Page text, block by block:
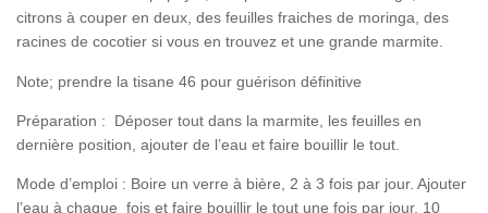
citrons à couper en deux, des feuilles fraiches de moringa, des
racines de cocotier si vous en trouvez et une grande marmite.
Note; prendre la tisane 46 pour guérison définitive
Préparation : Déposer tout dans la marmite, les feuilles en
dernière position, ajouter de l’eau et faire bouillir le tout.
Mode d’emploi : Boire un verre à bière, 2 à 3 fois par jour. Ajouter
l’eau à chaque fois et faire bouillir le tout une fois par jour. 10